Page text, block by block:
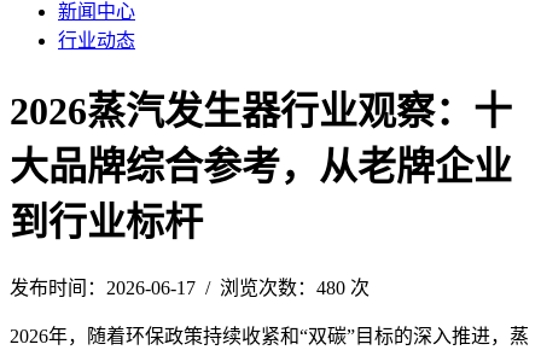
新闻中心
行业动态
2026蒸汽发生器行业观察：十
大品牌综合参考，从老牌企业
到行业标杆
发布时间：2026-06-17 / 浏览次数：480 次
2026年，随着环保政策持续收紧和“双碳”目标的深入推进，蒸